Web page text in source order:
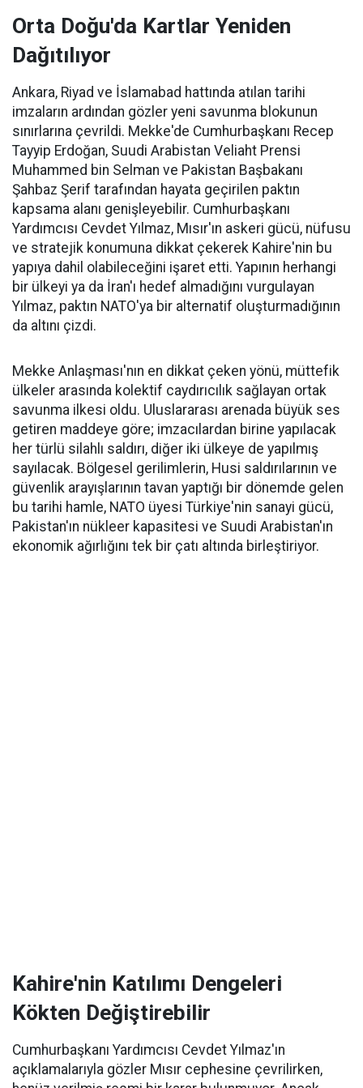
Orta Doğu'da Kartlar Yeniden
Dağıtılıyor
Ankara, Riyad ve İslamabad hattında atılan tarihi
imzaların ardından gözler yeni savunma blokunun
sınırlarına çevrildi. Mekke'de Cumhurbaşkanı Recep
Tayyip Erdoğan, Suudi Arabistan Veliaht Prensi
Muhammed bin Selman ve Pakistan Başbakanı
Şahbaz Şerif tarafından hayata geçirilen paktın
kapsama alanı genişleyebilir. Cumhurbaşkanı
Yardımcısı Cevdet Yılmaz, Mısır'ın askeri gücü, nüfusu
ve stratejik konumuna dikkat çekerek Kahire'nin bu
yapıya dahil olabileceğini işaret etti. Yapının herhangi
bir ülkeyi ya da İran'ı hedef almadığını vurgulayan
Yılmaz, paktın NATO'ya bir alternatif oluşturmadığının
da altını çizdi.
Mekke Anlaşması'nın en dikkat çeken yönü, müttefik
ülkeler arasında kolektif caydırıcılık sağlayan ortak
savunma ilkesi oldu. Uluslararası arenada büyük ses
getiren maddeye göre; imzacılardan birine yapılacak
her türlü silahlı saldırı, diğer iki ülkeye de yapılmış
sayılacak. Bölgesel gerilimlerin, Husi saldırılarının ve
güvenlik arayışlarının tavan yaptığı bir dönemde gelen
bu tarihi hamle, NATO üyesi Türkiye'nin sanayi gücü,
Pakistan'ın nükleer kapasitesi ve Suudi Arabistan'ın
ekonomik ağırlığını tek bir çatı altında birleştiriyor.
Kahire'nin Katılımı Dengeleri
Kökten Değiştirebilir
Cumhurbaşkanı Yardımcısı Cevdet Yılmaz'ın
açıklamalarıyla gözler Mısır cephesine çevrilirken,